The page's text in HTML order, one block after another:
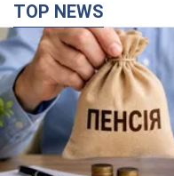
TOP NEWS